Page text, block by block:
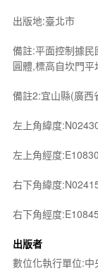
出版地:臺北市
備註:平面控制據
圓體,標高自坎門
備註2:宜山縣(廣西
左上角緯度
左上角經度
右下角緯度
右下角經度
出版者
數位化執行單位: